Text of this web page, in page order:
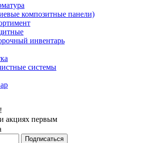
композитные панели)
инвентарь
системы
акциях первым